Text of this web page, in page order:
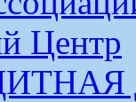
Центр